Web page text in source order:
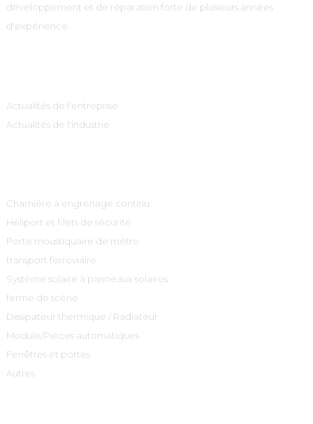
développement et de réparation forte de plusieurs années
d'expérience.
Actualités de l'entreprise
Actualités de l'industrie
Charnière à engrenage continu
Héliport et filets de sécurité
Porte moustiquaire de métro
transport ferroviaire
Système solaire à panneaux solaires
ferme de scène
Dissipateur thermique / Radiateur
Module/Pièces automatiques
Fenêtres et portes
Autres